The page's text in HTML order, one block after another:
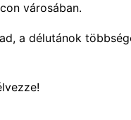
városában.
a délutánok